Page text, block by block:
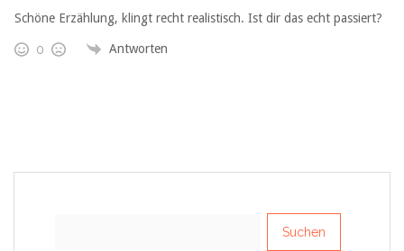
Schöne Erzählung, klingt recht realistisch. Ist dir das echt passiert?
0 Antworten